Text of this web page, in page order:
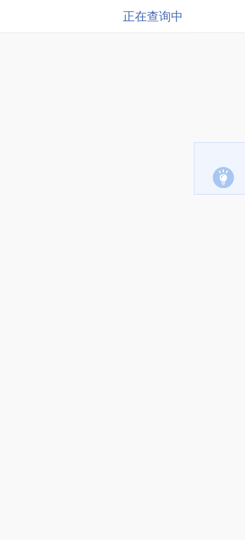
正在查询中